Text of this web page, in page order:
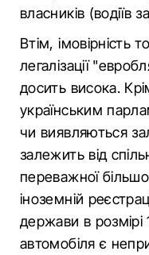
власників
Втім, імовірність
легалізації
досить висока.
українським
чи виявляються
залежить від
переважної
іноземній
держави в розмірі
автомобіля є